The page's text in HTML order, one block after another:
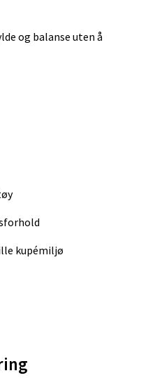
og balanse uten å
kupémiljø